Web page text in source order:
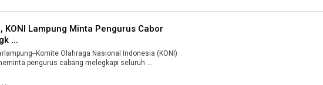
KONI Lampung Minta Pengurus Cabor
...
Komite Olahraga Nasional Indonesia (KONI)
pengurus cabang melegkapi seluruh ...